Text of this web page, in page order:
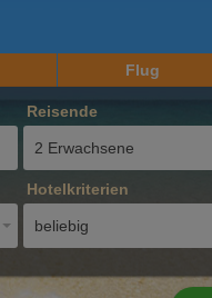
Flug
Reisende
2 Erwachsene
Hotelkriterien
beliebig